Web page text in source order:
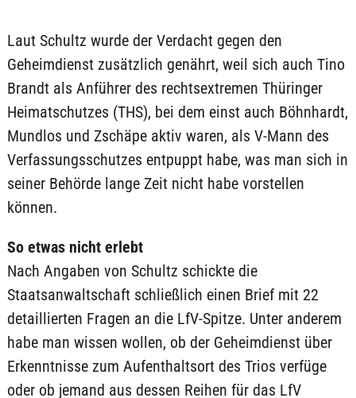
Laut Schultz wurde der Verdacht gegen den
Geheimdienst zusätzlich genährt, weil sich auch Tino
Brandt als Anführer des rechtsextremen Thüringer
Heimatschutzes (THS), bei dem einst auch Böhnhardt,
Mundlos und Zschäpe aktiv waren, als V-Mann des
Verfassungsschutzes entpuppt habe, was man sich in
seiner Behörde lange Zeit nicht habe vorstellen
können.
So etwas nicht erlebt
Nach Angaben von Schultz schickte die
Staatsanwaltschaft schließlich einen Brief mit 22
detaillierten Fragen an die LfV-Spitze. Unter anderem
habe man wissen wollen, ob der Geheimdienst über
Erkenntnisse zum Aufenthaltsort des Trios verfüge
oder ob jemand aus dessen Reihen für das LfV